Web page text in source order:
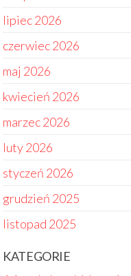
lipiec 2026
czerwiec 2026
maj 2026
kwiecień 2026
marzec 2026
luty 2026
styczeń 2026
grudzień 2025
listopad 2025
KATEGORIE